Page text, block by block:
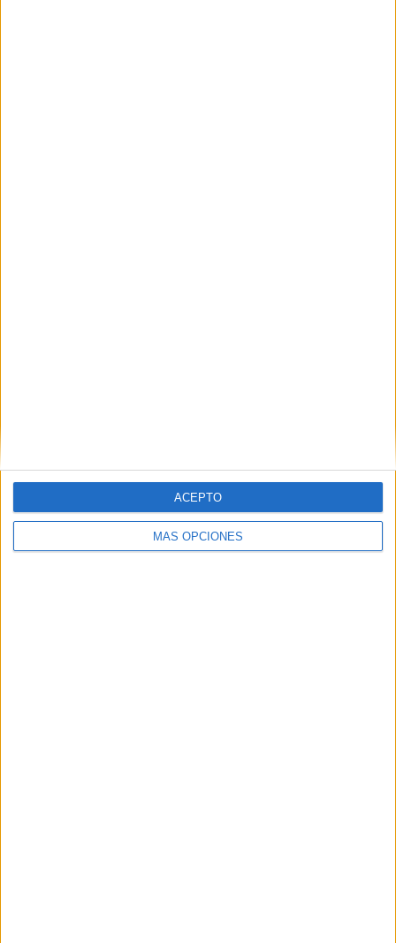
MÁS OPCIONES
ACEPTO